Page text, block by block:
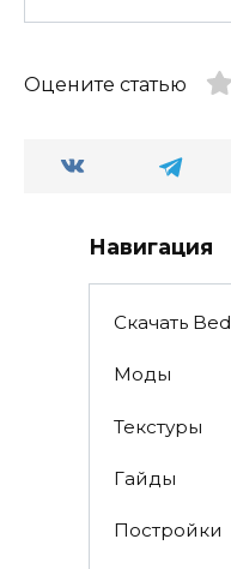
Оцените статью
Навигация
Скачать
Моды
Текстуры
Гайды
Постройки